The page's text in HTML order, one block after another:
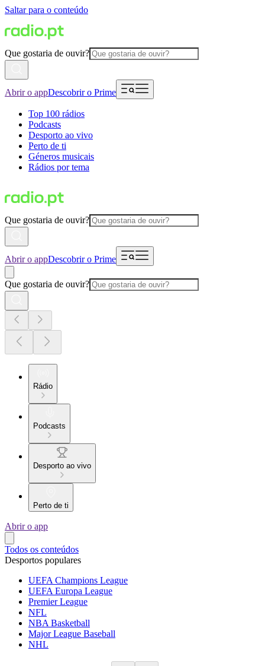
Saltar para o conteúdo
Que gostaria de ouvir?
Abrir o appDescobrir o Prime
Top 100 rádios
Podcasts
Desporto ao vivo
Perto de ti
Géneros musicais
Rádios por tema
Que gostaria de ouvir?
Abrir o appDescobrir o Prime
Que gostaria de ouvir?
Rádio
Podcasts
Desporto ao vivo
Perto de ti
Abrir o app
Todos os conteúdos
Desportos populares
UEFA Champions League
UEFA Europa League
Premier League
NFL
NBA Basketball
Major League Baseball
NHL